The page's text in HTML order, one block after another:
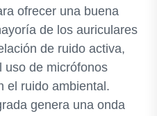
ofrecer una buena
de los auriculares
de ruido activa,
uso de micrófonos
el ruido ambiental.
genera una onda